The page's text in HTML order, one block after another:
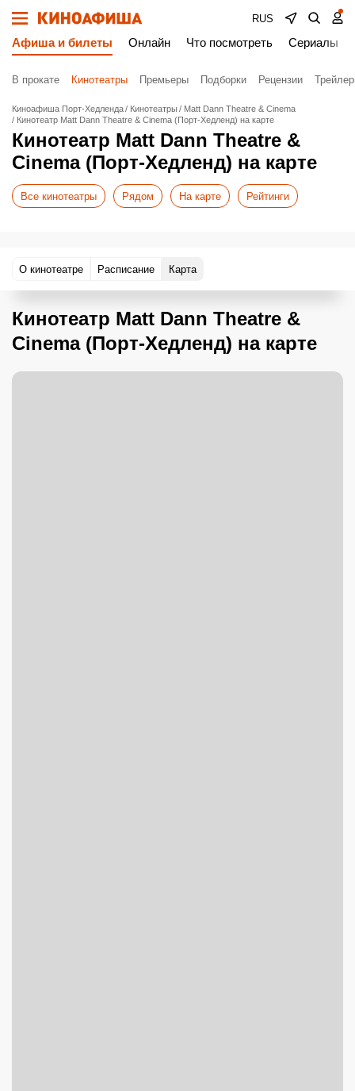
RUS
Афиша и билеты Онлайн Что посмотреть Сериалы
В прокате Кинотеатры Премьеры Подборки Рецензии
Киноафиша Порт-Хедленда Кинотеатры
Matt Dann Theatre & Cinema
Кинотеатр Matt Dann Theatre & Cinema (Порт-Хедленд) на карте
Кинотеатр Matt Dann Theatre &
Cinema (Порт-Хедленд) на карте
Все кинотеатры Рядом На карте Рейтинги
О кинотеатре Расписание Карта
Кинотеатр Matt Dann Theatre &
Cinema (Порт-Хедленд) на карте